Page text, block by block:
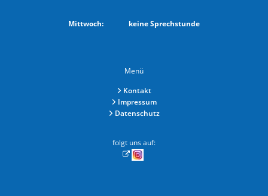
Mittwoch: keine Sprechstunde
Menü
Kontakt
Impressum
Datenschutz
folgt uns auf: